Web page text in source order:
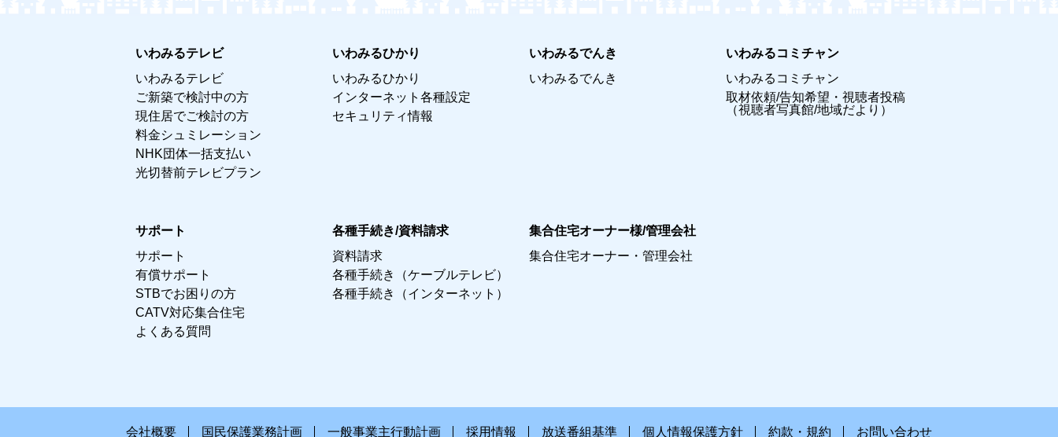
いわみるテレビ
いわみるテレビ
ご新築で検討中の方
現住居でご検討の方
料金シュミレーション
NHK団体一括支払い
光切替前テレビプラン
いわみるひかり
いわみるひかり
インターネット各種設定
セキュリティ情報
いわみるでんき
いわみるでんき
いわみるコミチャン
いわみるコミチャン
取材依頼/告知希望・視聴者投稿
（視聴者写真館/地域だより）
サポート
サポート
有償サポート
STBでお困りの方
CATV対応集合住宅
よくある質問
各種手続き/資料請求
資料請求
各種手続き（ケーブルテレビ）
各種手続き（インターネット）
集合住宅オーナー様/管理会社
集合住宅オーナー・管理会社
会社概要 国民保護業務計画 一般事業主行動計画 採用情報 放送番組基準 個人情報保護方針 約款・規約 お問い合わせ